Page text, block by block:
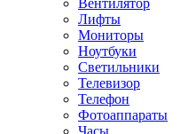
Вентилятор
Лифты
Мониторы
Ноутбуки
Светильники
Телевизор
Телефон
Фотоаппараты
Часы